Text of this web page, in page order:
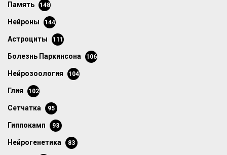
память 148
нейроны 144
астроциты 111
болезнь Паркинсона 106
нейрозоология 104
глия 102
сетчатка 95
гиппокамп 93
нейрогенетика 83